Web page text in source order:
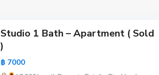
Studio 1 Bath – Apartment ( Sold
)
฿ 7000